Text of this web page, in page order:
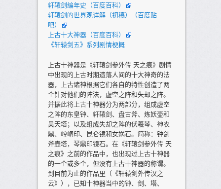
轩辕剑编年史（百度百科）
轩辕剑的世界观详解（初稿）（百度贴
吧）
上古十大神器（百度百科）
《轩辕剑五》系列剧情梗概
上古十神器是《轩辕剑参外传 天之痕》剧情
中出现的上古时期遗落人间的十大神奇的法
器，上古诸神根据它们各自的特性创造了两
个针对他们的阵法，虚空之阵和失却之阵。
并据此将上古十神器分为两部分，组成虚空
之阵的东皇钟、轩辕剑、盘古斧、炼妖壶和
昊天塔；以及组成失却之阵的伏羲琴、神农
鼎、崆峒印、昆仑镜和女娲石。简称：钟剑
斧壶塔，琴鼎印镜石。在《轩辕剑参外传 天
之痕》之前的作品中，也出现过上古十神器
的一个或多个，但没有上古十神器的称谓。
到目前为止的作品里（《轩辕剑外传汉之
云》），已知十神器当中的钟、剑、塔、